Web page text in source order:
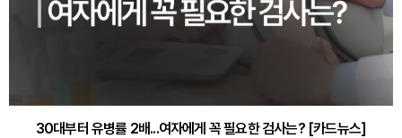
30대부터 유병률 2배...여자에게 꼭 필요한 검사는? [카드뉴스]